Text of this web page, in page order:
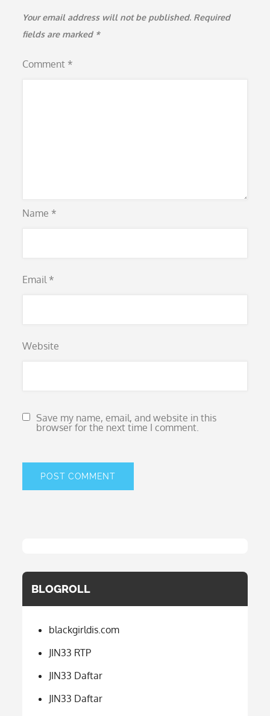
Your email address will not be published. Required
fields are marked *
Comment *
Name *
Email *
Website
Save my name, email, and website in this
browser for the next time I comment.
BLOGROLL
blackgirldis.com
JIN33 RTP
JIN33 Daftar
JIN33 Daftar